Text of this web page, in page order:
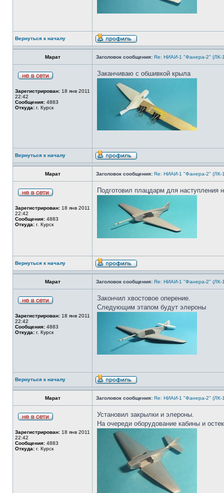
Вернуться к началу
Марат Заголовок сообщения: Re: НИАИ-1 "Фанера-2" (ЛК-
Зарегистрирован: 18 янв 2011
22:42
Сообщения: 4883
Откуда: г. Курск
Заканчиваю с обшивкой крыла
Вернуться к началу
Марат Заголовок сообщения: Re: НИАИ-1 "Фанера-2" (ЛК-
Зарегистрирован: 18 янв 2011
22:42
Сообщения: 4883
Откуда: г. Курск
Подготовил плацдарм для наступления
Вернуться к началу
Марат Заголовок сообщения: Re: НИАИ-1 "Фанера-2" (ЛК-
Зарегистрирован: 18 янв 2011
22:42
Сообщения: 4883
Откуда: г. Курск
Закончил хвостовое оперение.
Следующим этапом будут элероны
Вернуться к началу
Марат Заголовок сообщения: Re: НИАИ-1 "Фанера-2" (ЛК-
Зарегистрирован: 18 янв 2011
22:42
Сообщения: 4883
Откуда: г. Курск
Установил закрылки и элероны.
На очереди оборудование кабины и